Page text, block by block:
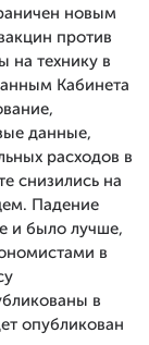
новым
против
на технику в
Кабинета
данные,
расходов в
снизились на
Падение
и было лучше,
в
в
опубликован